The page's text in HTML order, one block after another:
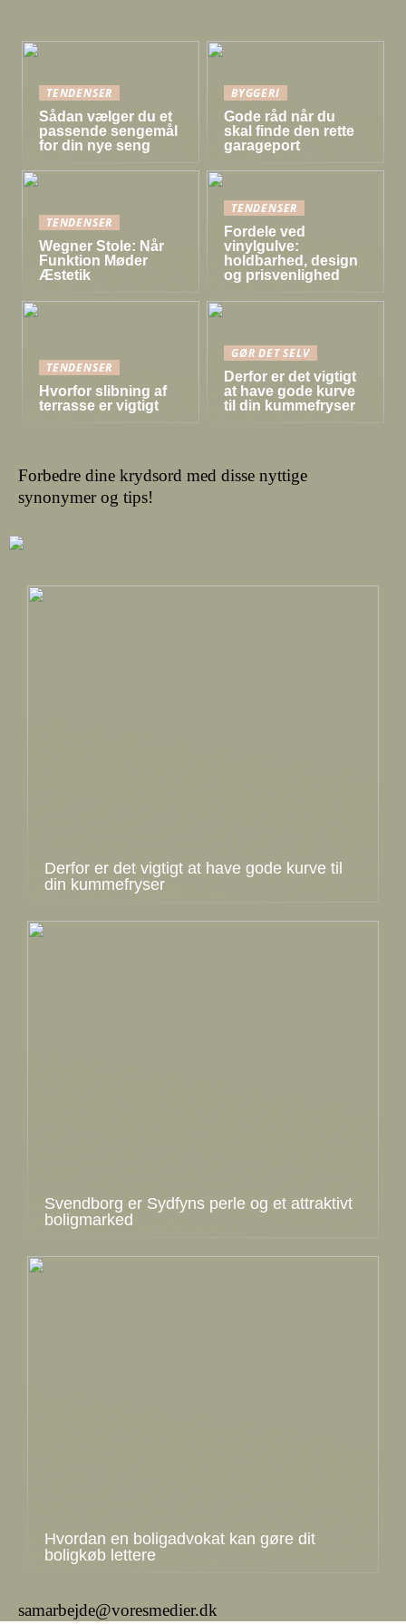
TENDENSER
Sådan vælger du et
passende sengemål
for din nye seng
BYGGERI
Gode råd når du
skal finde den rette
garageport
TENDENSER
Wegner Stole: Når
Funktion Møder
Æstetik
TENDENSER
Fordele ved
vinylgulve:
holdbarhed, design
og prisvenlighed
TENDENSER
Hvorfor slibning af
terrasse er vigtigt
GØR DET SELV
Derfor er det vigtigt
at have gode kurve
til din kummefryser
Forbedre dine krydsord med disse nyttige
synonymer og tips!
Derfor er det vigtigt at have gode kurve til
din kummefryser
Svendborg er Sydfyns perle og et attraktivt
boligmarked
Hvordan en boligadvokat kan gøre dit
boligkøb lettere
samarbejde@voresmedier.dk